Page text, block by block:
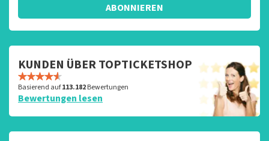
ABONNIEREN
KUNDEN ÜBER TOPTICKETSHOP
Basierend auf113.182Bewertungen
Bewertungen lesen